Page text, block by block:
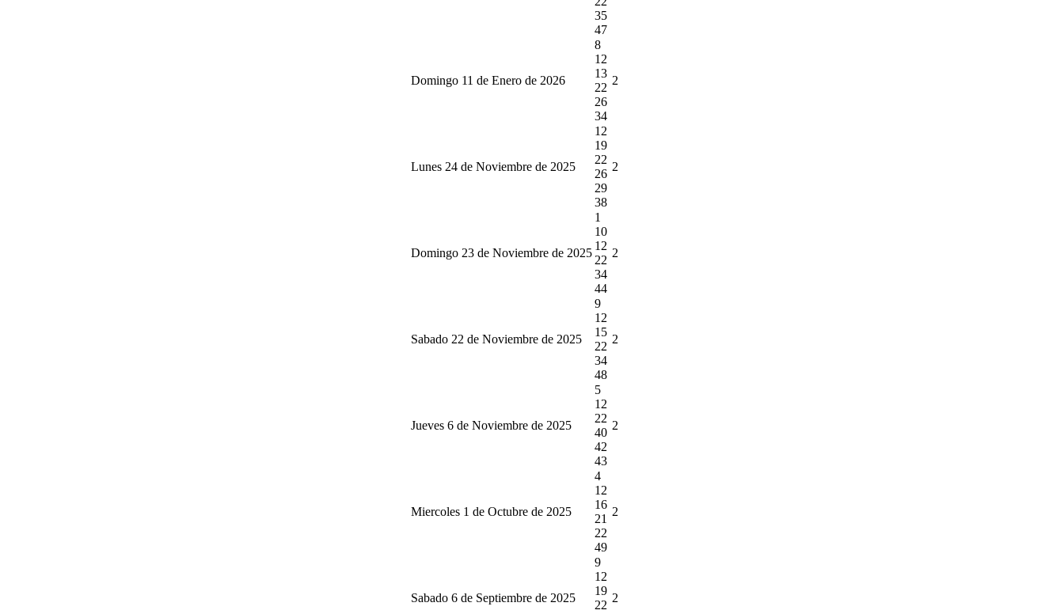
35
47
Domingo 11 de Enero de 2026
8
12
13
22
26
34
2
Lunes 24 de Noviembre de 2025
12
19
22
26
29
38
2
Domingo 23 de Noviembre de 2025
1
10
12
22
34
44
2
Sabado 22 de Noviembre de 2025
9
12
15
22
34
48
2
Jueves 6 de Noviembre de 2025
5
12
22
40
42
43
2
Miercoles 1 de Octubre de 2025
4
12
16
21
22
49
2
Sabado 6 de Septiembre de 2025
9
12
19
22
2